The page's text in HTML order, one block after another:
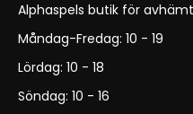
Alphaspels butik för
Måndag-Fredag: 10 - 19
Lördag: 10 - 18
Söndag: 10 - 16